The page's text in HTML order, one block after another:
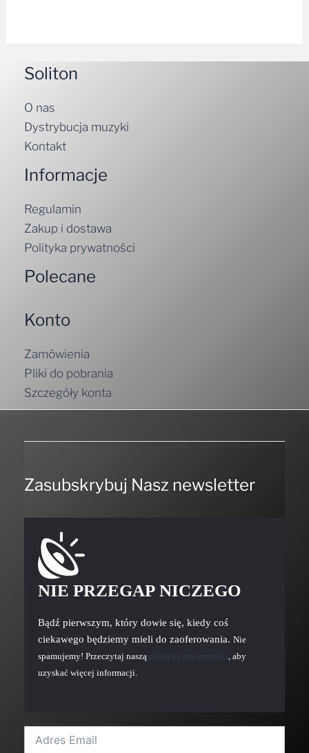
Soliton
O nas
Dystrybucja muzyki
Kontakt
Informacje
Regulamin
Zakup i dostawa
Polityka prywatności
Polecane
Konto
Zamówienia
Pliki do pobrania
Szczegóły konta
Zasubskrybuj Nasz newsletter
NIE PRZEGAP NICZEGO
Bądź pierwszym, który dowie się, kiedy coś
ciekawego będziemy mieli do zaoferowania. Nie
spamujemy! Przeczytaj naszą politykę prywatności , aby
uzyskać więcej informacji.